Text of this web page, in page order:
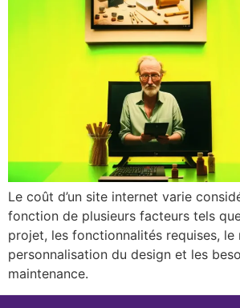
Le coût d’un site internet varie
fonction de plusieurs facteurs tels
projet, les fonctionnalités requises, le
personnalisation du design et les
maintenance.